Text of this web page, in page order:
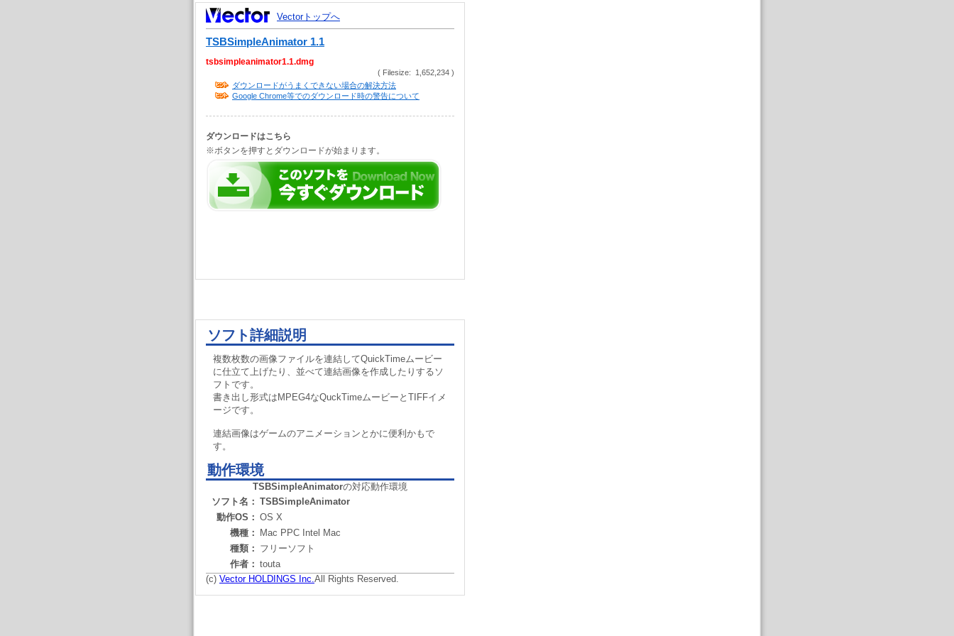
Vectorトップへ
TSBSimpleAnimator 1.1
tsbsimpleanimator1.1.dmg
( Filesize: 1,652,234 )
ダウンロードがうまくできない場合の解決方法
Google Chrome等でのダウンロード時の警告について
ダウンロードはこちら
※ボタンを押すとダウンロードが始まります。
ソフト詳細説明
複数枚数の画像ファイルを連結してQuickTimeムービー
に仕立て上げたり、並べて連結画像を作成したりするソ
フトです。
書き出し形式はMPEG4なQuckTimeムービーとTIFFイメ
ージです。
連結画像はゲームのアニメーションとかに便利かもで
す。
動作環境
TSBSimpleAnimatorの対応動作環境
ソフト名： TSBSimpleAnimator
動作OS： OS X
機種：
Mac PPC Intel Mac
種類： フリーソフト
作者： touta
(c) Vector HOLDINGS Inc.All Rights Reserved.